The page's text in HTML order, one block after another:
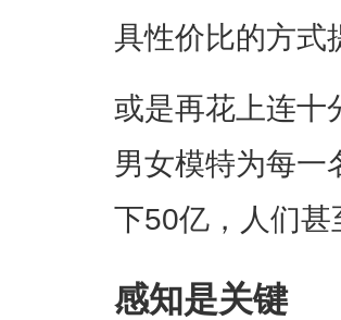
具性价比的方式
或是再花上连十
男女模特为每一
下50亿，人们
感知是关键